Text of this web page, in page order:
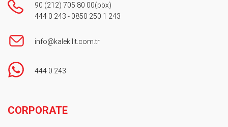
90 (212) 705 80 00(pbx)
444 0 243 - 0850 250 1 243
info@kalekilit.com.tr
444 0 243
CORPORATE